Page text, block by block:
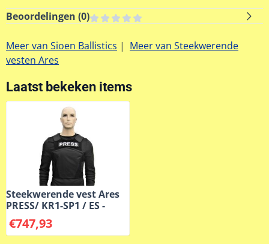
Beoordelingen (0)
Meer van Sioen Ballistics | Meer van Steekwerende
vesten Ares
Laatst bekeken items
Steekwerende vest Ares
PRESS/ KR1-SP1 / ES -
€747,93